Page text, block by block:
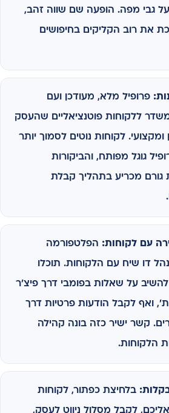
גבי מפה. הופעה שם שווה זהב,
את רוב הקליקים בחיפושים
פרופיל מלא, מעודכן ועם
משדר ללקוחות פוטנציאליים שהעסק
לקוחות נוטים לסמוך יותר
גוגל מפותח, והביקורות
גורם מכריע בתהליך קבלת
עם לקוחות: הפלטפורמה
דו שיח עם הלקוחות. תוכלו
להשיב על שאלות בפומבי דרך פיצ'ר
ואף לקבל הודעות פרטיות דרך
קשר ישיר כזה בונה קהילה
הלקוחות.
בלחיצת כפתור, לקוחות
לקבל מסלול ניווט לעסק,